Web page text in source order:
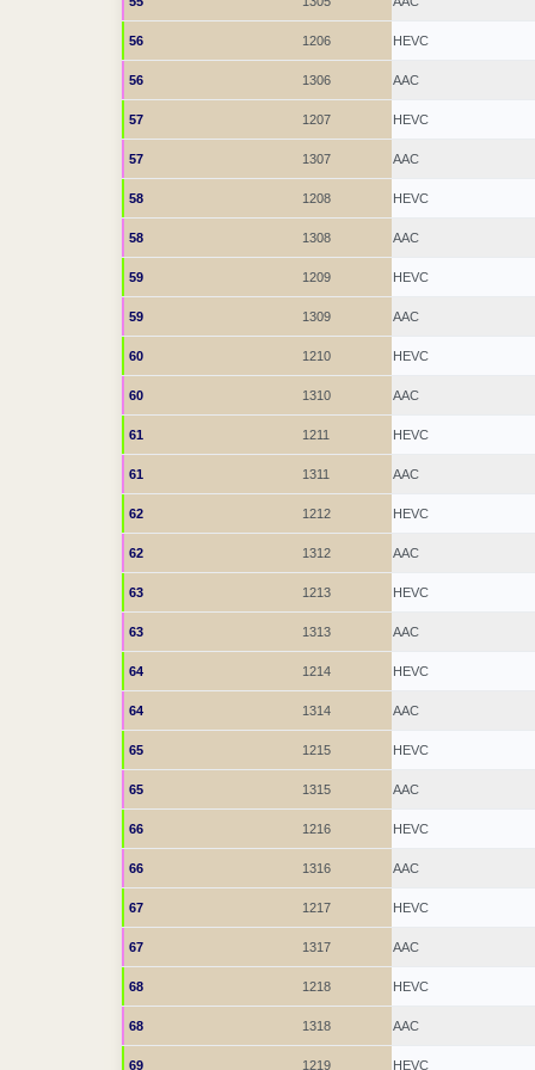
56 1206 HEVC
56 1306 AAC
57 1207 HEVC
57 1307 AAC
58 1208 HEVC
58 1308 AAC
59 1209 HEVC
59 1309 AAC
60 1210 HEVC
60 1310 AAC
61 1211 HEVC
61 1311 AAC
62 1212 HEVC
62 1312 AAC
63 1213 HEVC
63 1313 AAC
64 1214 HEVC
64 1314 AAC
65 1215 HEVC
65 1315 AAC
66 1216 HEVC
66 1316 AAC
67 1217 HEVC
67 1317 AAC
68 1218 HEVC
68 1318 AAC
69 1219 HEVC